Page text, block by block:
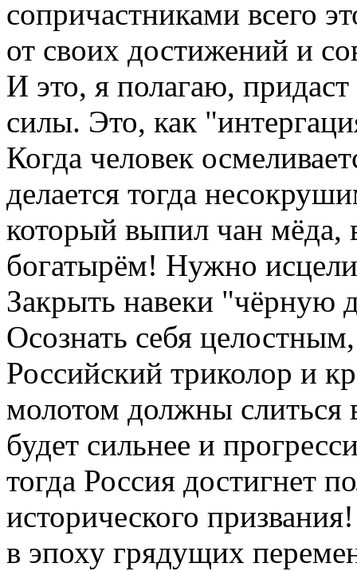
сопричастниками всего
от своих достижений и
И это, я полагаю,
силы. Это, как
Когда человек
делается тогда
который выпил чан мёда,
богатырём! Нужно
Закрыть навеки "чёрную
Осознать себя
Российский триколор и
молотом должны слиться
будет сильнее и
тогда Россия достигнет
исторического
в эпоху грядущих